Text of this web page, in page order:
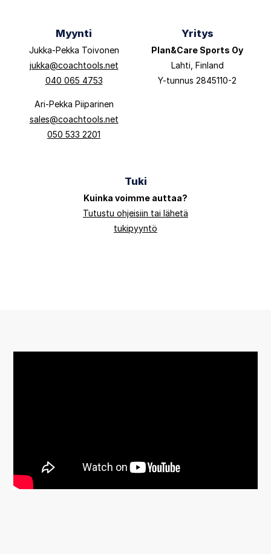
Myynti
Jukka-Pekka Toivonen
jukka@coachtools.net
040 065 4753
Ari-Pekka Piiparinen
sales@coachtools.net
050 533 2201
Yritys
Plan&Care Sports Oy
Lahti, Finland
Y-tunnus 2845110-2
Tuki
Kuinka voimme auttaa?
Tutustu ohjeisiin tai lähetä
tukipyyntö